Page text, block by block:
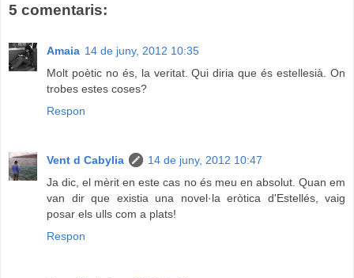
5 comentaris:
Amaia 14 de juny, 2012 10:35
Molt poètic no és, la veritat. Qui diria que és estellesià. On
trobes estes coses?
Respon
Vent d Cabylia
14 de juny, 2012 10:47
Ja dic, el mèrit en este cas no és meu en absolut. Quan em
van dir que existia una novel·la eròtica d'Estellés, vaig
posar els ulls com a plats!
Respon